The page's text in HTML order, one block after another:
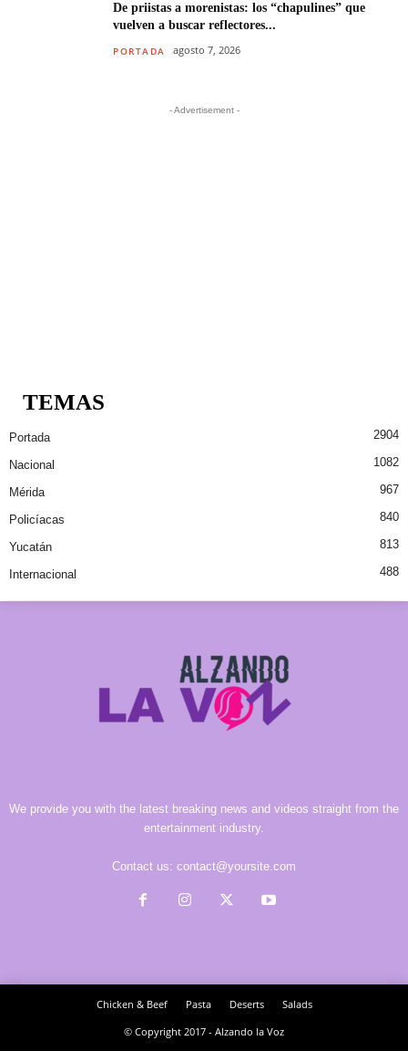
De priistas a morenistas: los “chapulines” que
vuelven a buscar reflectores...
PORTADA agosto 7, 2026
- Advertisement -
TEMAS
Portada 2904
Nacional 1082
Mérida 967
Policíacas 840
Yucatán 813
Internacional 488
We provide you with the latest breaking news and videos straight from the
entertainment industry.
Contact us: contact@yoursite.com
Chicken & Beef Pasta Deserts
Salads
© Copyright 2017 - Alzando la Voz